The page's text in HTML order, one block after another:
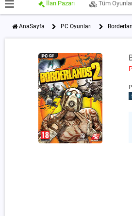
İlan Pazarı Tüm
AnaSayfa PC Oyunları